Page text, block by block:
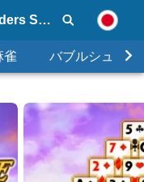
Wellgames : Ancient Wonders Solitaire
雀 バブルシュータ